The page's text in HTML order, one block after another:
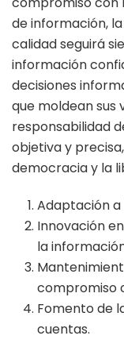
de información,
calidad seguirá
información
decisiones
que moldean sus
responsabilidad
objetiva y
democracia y la
Adaptación a
Innovación
la
compromiso
Fomento de
cuentas.